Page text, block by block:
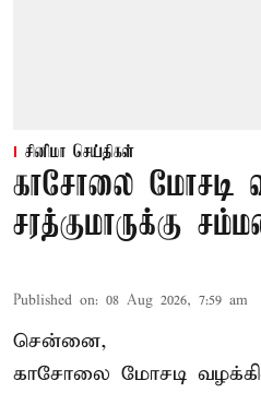
சினிமா செய்திகள்
காசோலை மோசடி
சரத்குமாருக்கு
Published on: 08 Aug 2026, 7:59 am
சென்னை,
காசோலை மோசடி